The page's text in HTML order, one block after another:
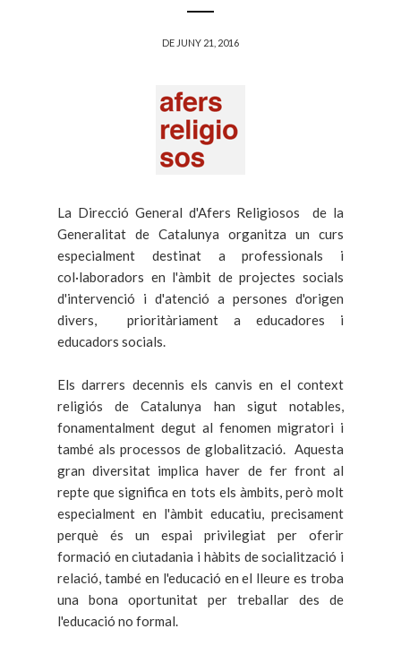
DE JUNY 21, 2016
La Direcció General d'Afers Religiosos de la
Generalitat de Catalunya organitza un curs
especialment destinat a professionals i
col·laboradors en l'àmbit de projectes socials
d'intervenció i d'atenció a persones d'origen
divers, prioritàriament a educadores i
educadors socials.
Els darrers decennis els canvis en el context
religiós de Catalunya han sigut notables,
fonamentalment degut al fenomen migratori i
també als processos de globalització. Aquesta
gran diversitat implica haver de fer front al
repte que significa en tots els àmbits, però molt
especialment en l'àmbit educatiu, precisament
perquè és un espai privilegiat per oferir
formació en ciutadania i hàbits de socialització i
relació, també en l'educació en el lleure es troba
una bona oportunitat per treballar des de
l'educació no formal.